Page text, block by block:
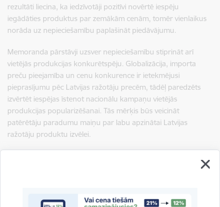
rezultāti liecina, ka iedzīvotāji pozitīvi novērtē iespēju
iegādāties produktus par zemākām cenām, tomēr vienlaikus
norāda uz nepieciešamību paplašināt piedāvājumu.
Memoranda pārstāvji uzsver nepieciešamību stiprināt arī
vietējās produkcijas konkurētspēju. Globalizācija, importa
preču pieejamība un cenu konkurence ir ietekmējusi
pieprasījumu pēc Latvijas ražotāju precēm, tādēļ paredzēts
izvērtēt iespējas īstenot nacionālu kampaņu vietējās
produkcijas popularizēšanai. Tās mērķis būs veicināt
patērētāju paradumu maiņu par labu apzinātai Latvijas
ražotāju produktu izvēlei.
Asociācija, Latvijas Pārtikas uzņēmumu federācija, Latvijas